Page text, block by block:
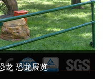
龙 恐龙展览